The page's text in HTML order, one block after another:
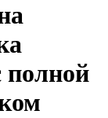
полной